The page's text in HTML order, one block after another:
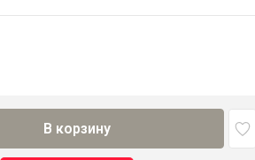
В корзину